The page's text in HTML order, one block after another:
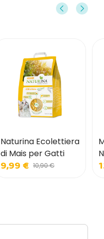
Naturina Ecolettiera
di Mais per Gatti
9,99 € 10,90 €